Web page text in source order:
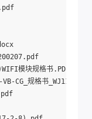
模块规格书.PDF
CG_规格书